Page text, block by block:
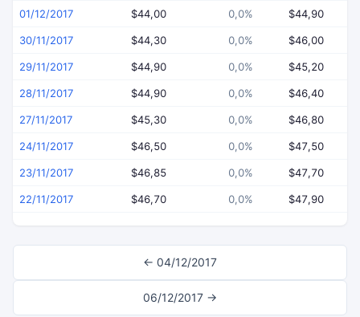
01/12/2017 $44,00 0,0% $44,90
30/11/2017 $44,30 0,0% $46,00
29/11/2017 $44,90 0,0% $45,20
28/11/2017 $44,90 0,0% $46,40
27/11/2017 $45,30 0,0% $46,80
24/11/2017 $46,50 0,0% $47,50
23/11/2017 $46,85 0,0% $47,70
22/11/2017 $46,70 0,0% $47,90
← 04/12/2017
06/12/2017 →